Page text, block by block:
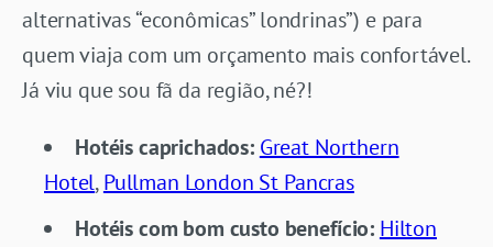
alternativas “econômicas” londrinas”) e para
quem viaja com um orçamento mais confortável.
Já viu que sou fã da região, né?!
Hotéis caprichados: Great Northern
Hotel,Pullman London St Pancras
Hotéis com bom custo benefício: Hilton